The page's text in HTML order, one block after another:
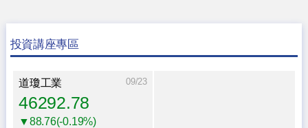
投資講座專區
道瓊工業 09/23
46292.78
▼88.76(-0.19%)